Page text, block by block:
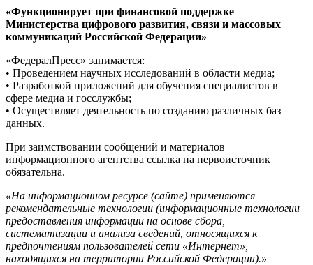
«Функционирует при финансовой поддержке
Министерства цифрового развития, связи и массовых
коммуникаций Российской Федерации»
«ФедералПресс» занимается:
• Проведением научных исследований в области медиа;
• Разработкой приложений для обучения специалистов в
сфере медиа и госслужбы;
• Осуществляет деятельность по созданию различных баз
данных.
При заимствовании сообщений и материалов
информационного агентства ссылка на первоисточник
обязательна.
«На информационном ресурсе (сайте) применяются
рекомендательные технологии (информационные технологии
предоставления информации на основе сбора,
систематизации и анализа сведений, относящихся к
предпочтениям пользователей сети «Интернет»,
находящихся на территории Российской Федерации).»